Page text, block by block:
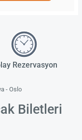
Rezervasyon
- Oslo
Biletleri